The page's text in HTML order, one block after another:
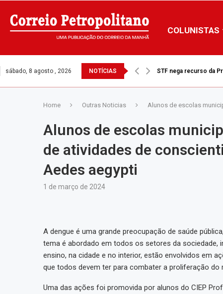
COLUNISTAS
sábado, 8 agosto , 2026 NOTÍCIAS Ventos fortes:
Home Outras Noticias Alunos de escolas
Alunos de escolas
de atividades de
Aedes aegypti
1 de março de 2024
A dengue é uma grande preocupação de saúde
tema é abordado em todos os setores da sociedade,
ensino, na cidade e no interior, estão envolvidos em
que todos devem ter para combater a proliferação do
Uma das ações foi promovida por alunos do CIEP